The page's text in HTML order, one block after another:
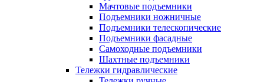
Мачтовые подъемники
Подъемники ножничные
Подъемники телескопические
Подъемники фасадные
Самоходные подъемники
Шахтные подъемники
Тележки гидравлические